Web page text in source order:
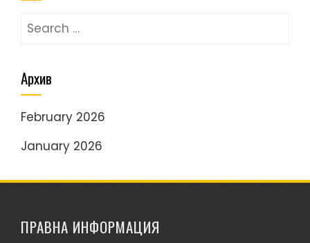
Search
Архив
February 2026
January 2026
ПРАВНА ИНФОРМАЦИЯ